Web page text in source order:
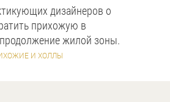
дизайнеров о
прихожую в
жилой зоны.
И ХОЛЛЫ